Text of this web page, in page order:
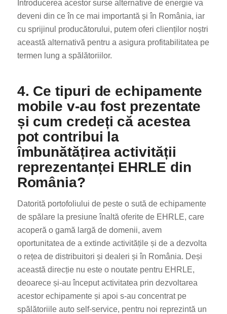
Introducerea acestor surse alternative de energie va
deveni din ce în ce mai importantă și în România, iar
cu sprijinul producătorului, putem oferi clienților noștri
această alternativă pentru a asigura profitabilitatea pe
termen lung a spălătoriilor.
4. Ce tipuri de echipamente
mobile v-au fost prezentate
și cum credeți că acestea
pot contribui la
îmbunătățirea activității
reprezentanței EHRLE din
România?
Datorită portofoliului de peste o sută de echipamente
de spălare la presiune înaltă oferite de EHRLE, care
acoperă o gamă largă de domenii, avem
oportunitatea de a extinde activitățile și de a dezvolta
o rețea de distribuitori și dealeri și în România. Deși
această direcție nu este o noutate pentru EHRLE,
deoarece și-au început activitatea prin dezvoltarea
acestor echipamente și apoi s-au concentrat pe
spălătoriile auto self-service, pentru noi reprezintă un